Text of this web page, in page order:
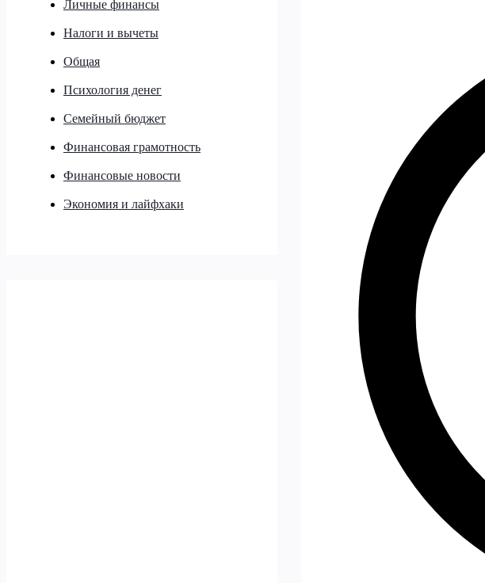
Личные финансы
Налоги и вычеты
Общая
Психология денег
Семейный бюджет
Финансовая грамотность
Финансовые новости
Экономия и лайфхаки